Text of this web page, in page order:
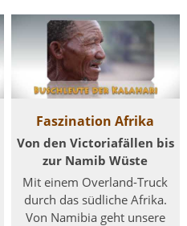
Faszination Afrika
Von den Victoriafällen bis
zur Namib Wüste
Mit einem Overland-Truck
durch das südliche Afrika.
Von Namibia geht unsere